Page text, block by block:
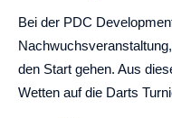
Bei der PDC
den Start gehen. Aus
Wetten auf die Darts